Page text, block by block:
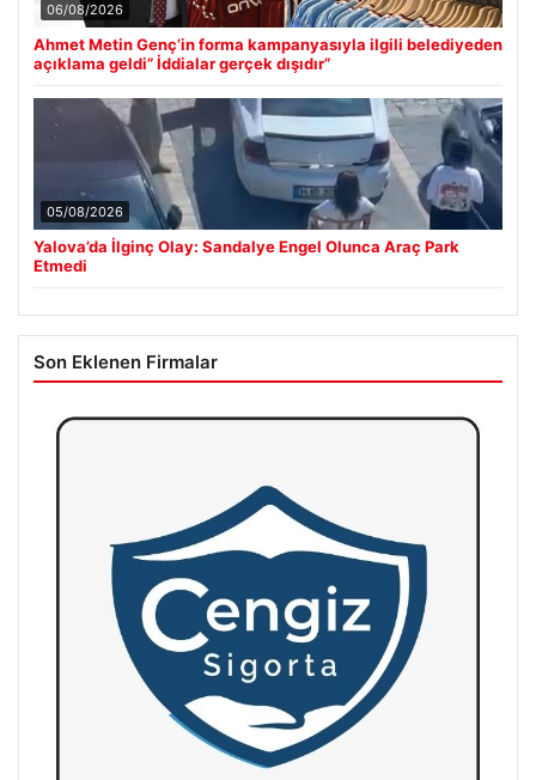
06/08/2026
Ahmet Metin Genç’in forma kampanyasıyla ilgili belediyeden
açıklama geldi” İddialar gerçek dışıdır”
05/08/2026
Yalova’da İlginç Olay: Sandalye Engel Olunca Araç Park
Etmedi
Son Eklenen Firmalar